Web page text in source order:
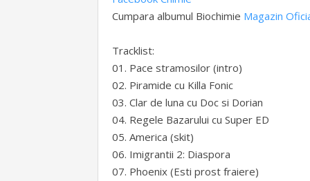
Cumpara albumul Biochimie Magazin
Tracklist:
01. Pace stramosilor (intro)
02. Piramide cu Killa Fonic
03. Clar de luna cu Doc si Dorian
04. Regele Bazarului cu Super ED
05. America (skit)
06. Imigrantii 2: Diaspora
07. Phoenix (Esti prost fraiere)